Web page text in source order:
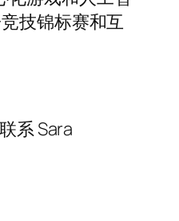
技锦标赛和互
系 Sara